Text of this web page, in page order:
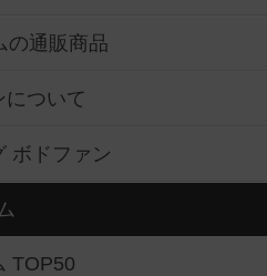
の通販商品
について
ボドファン
TOP50